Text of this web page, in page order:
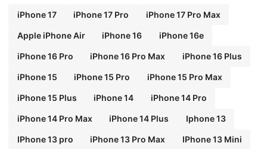
iPhone 17 iPhone 17 Pro iPhone 17 Pro Max
Apple iPhone Air iPhone 16 iPhone 16e
iPhone 16 Pro iPhone 16 Pro Max iPhone 16 Plus
iPhone 15 iPhone 15 Pro iPhone 15 Pro Max
iPhone 15 Plus iPhone 14 iPhone 14 Pro
iPhone 14 Pro Max iPhone 14 Plus Iphone 13
IPhone 13 pro iPhone 13 Pro Max IPhone 13 Mini